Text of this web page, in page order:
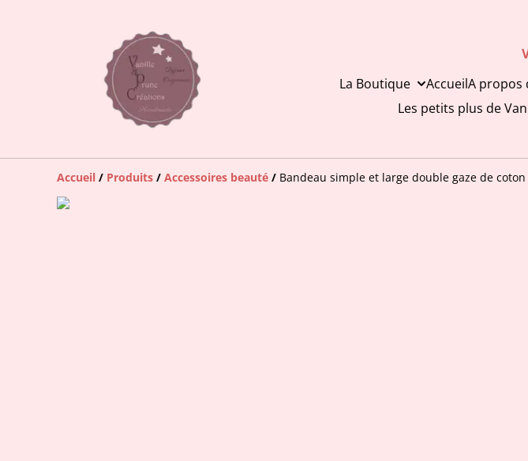
La Boutique
AccueilA propos
Les petits plus de
Accueil / Produits / Accessoires beauté / Bandeau simple et large double gaze de